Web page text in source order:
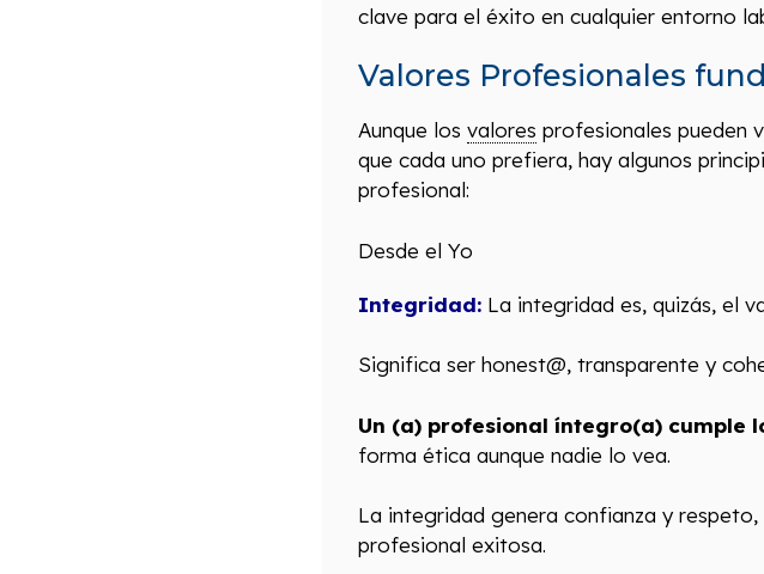
clave para el éxito en cualquier entorno
Valores Profesionales
Aunque los valores profesionales pueden
que cada uno prefiera, hay algunos
profesional:
Desde el Yo
Integridad: La integridad es, quizás, el
Significa ser honest@, transparente y
Un (a) profesional íntegro(a) cumple
forma ética aunque nadie lo vea.
La integridad genera confianza y
profesional exitosa.